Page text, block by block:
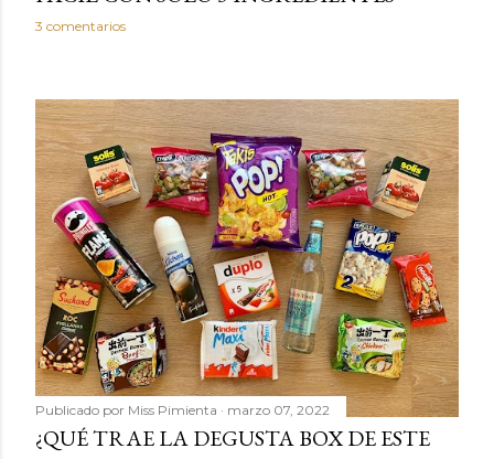
3 comentarios
Publicado por Miss Pimienta marzo 07, 2022
¿QUÉ TRAE LA DEGUSTA BOX DE ESTE